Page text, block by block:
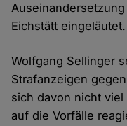
Eichstätt eingeläutet.
Wolfgang Sellinger
Strafanzeigen
sich davon nicht
auf die Vorfälle